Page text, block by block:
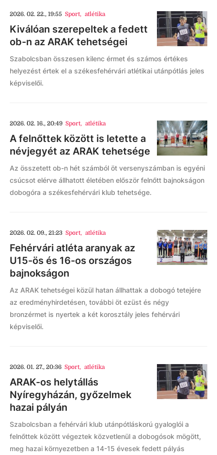
2026. 02. 22., 19:55 Sport, atlétika
Kiválóan szerepeltek a fedett
ob-n az ARAK tehetségei
Szabolcsban összesen kilenc érmet és számos értékes
helyezést értek el a székesfehérvári atlétikai utánpótlás jeles
képviselői.
2026. 02. 16., 20:49 Sport, atlétika
A felnőttek között is letette a
névjegyét az ARAK tehetsége
Az összetett ob-n hét számból öt versenyszámban is egyéni
csúcsot elérve állhatott életében először felnőtt bajnokságon
dobogóra a székesfehérvári klub tehetsége.
2026. 02. 09., 21:23 Sport, atlétika
Fehérvári atléta aranyak az
U15-ös és 16-os országos
bajnokságon
Az ARAK tehetségei közül hatan állhattak a dobogó tetejére
az eredményhirdetésen, további öt ezüst és négy
bronzérmet is nyertek a két korosztály jeles fehérvári
képviselői.
2026. 01. 27., 20:36 Sport, atlétika
ARAK-os helytállás
Nyíregyházán, győzelmek
hazai pályán
Szabolcsban a fehérvári klub utánpótláskorú gyaloglói a
felnőttek között végeztek közvetlenül a dobogósok mögött,
meg hazai környezetben a 14-15 évesek fedett pályás